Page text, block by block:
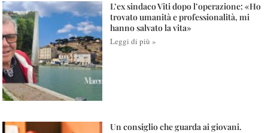
L’ex sindaco Viti dopo l’operazione: «Ho
trovato umanità e professionalità, mi
hanno salvato la vita»
Leggi di più »
Un consiglio che guarda ai giovani.